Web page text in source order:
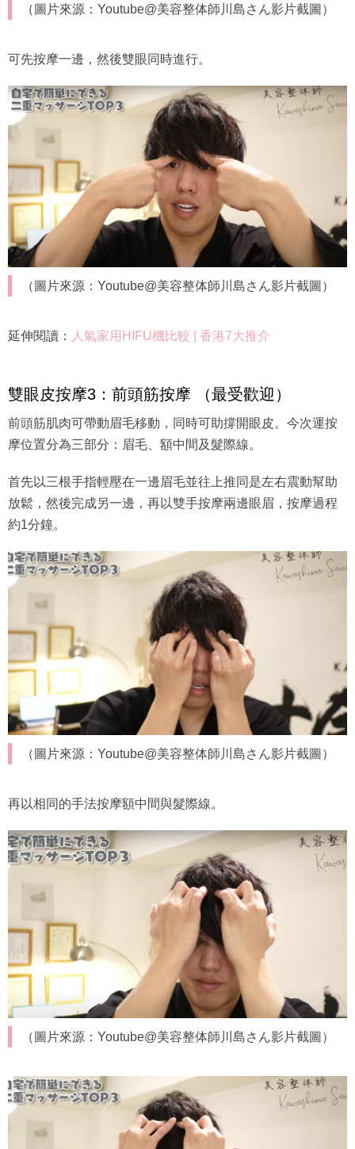
（圖片來源：Youtube@美容整体師川島さん影片截圖）
可先按摩一邊，然後雙眼同時進行。
（圖片來源：Youtube@美容整体師川島さん影片截圖）
延伸閱讀： 人氣家用HIFU機比較 | 香港7大推介
雙眼皮按摩3：前頭筋按摩 （最受歡迎）
前頭筋肌肉可帶動眉毛移動，同時可助撐開眼皮。今次運按
摩位置分為三部分：眉毛、額中間及髮際線。
首先以三根手指輕壓在一邊眉毛並往上推同是左右震動幫助
放鬆，然後完成另一邊，再以雙手按摩兩邊眼眉，按摩過程
約1分鐘。
（圖片來源：Youtube@美容整体師川島さん影片截圖）
再以相同的手法按摩額中間與髮際線。
（圖片來源：Youtube@美容整体師川島さん影片截圖）